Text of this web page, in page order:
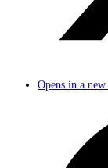
Opens in a